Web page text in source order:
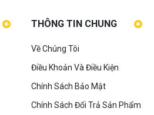
THÔNG TIN CHUNG
Về Chúng Tôi
Điều Khoản Và Điều Kiện
Chính Sách Bảo Mật
Chính Sách Đổi Trả Sản Phẩm